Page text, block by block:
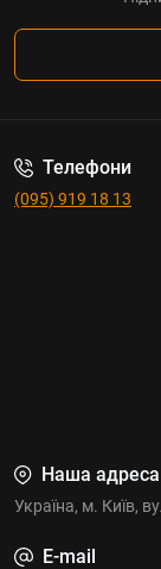
Телефони
(095) 919 18 13
Наша адреса
Україна, м. Київ,
E-mail